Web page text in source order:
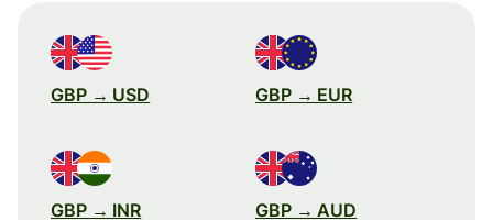
GBP → USD GBP → EUR
GBP → INR GBP → AUD